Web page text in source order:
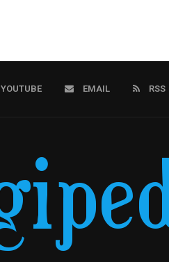
YOUTUBE EMAIL RSS